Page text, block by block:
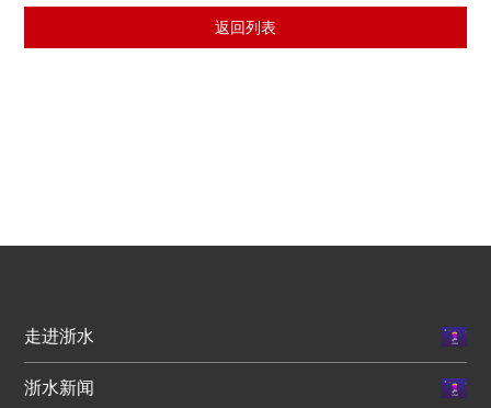
返回列表
走进浙水
浙水新闻